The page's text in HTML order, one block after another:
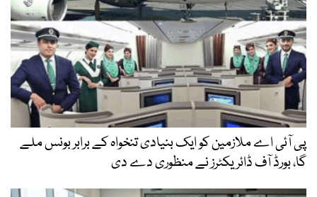
پی آئی اے ملازمین کو ایک بنیادی تنخواہ کے برابر بونس ملے
گا، بورڈ آف ڈائریکٹرز نے منظوری دے دی